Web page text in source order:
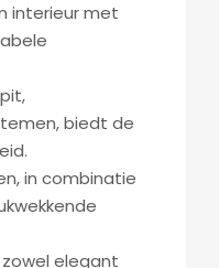
interieur met
biedt de
in combinatie
elegant